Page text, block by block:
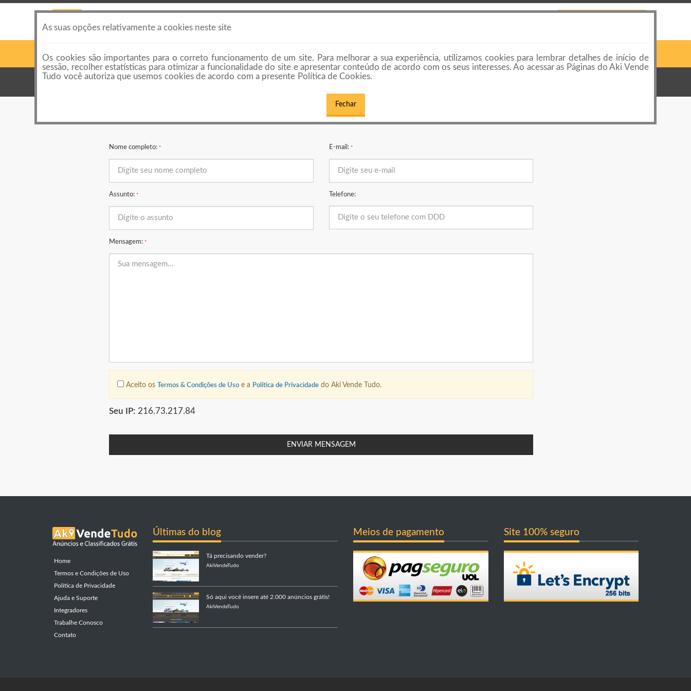
Login ou Cadastro
Categorias
CONTATO COMERCIAL
Nome completo: * E-mail: *
Assunto: * Telefone:
Mensagem: *
Aceito os Termos & Condições de Uso e a Política de Privacidade do Aki Vende Tudo.
Seu IP: 216.73.217.84
ENVIAR MENSAGEM
Home
Termos e Condições de Uso
Política de Privacidade
Ajuda e Suporte
Integradores
Trabalhe Conosco
Contato
Últimas do blog
Tá precisando vender?
AkiVendeTudo
Só aqui você insere até 2.000 anúncios grátis!
AkiVendeTudo
Meios de pagamento Site 100% seguro
As suas opções relativamente a cookies neste site
Os cookies são importantes para o correto funcionamento de um site. Para melhorar a sua experiência, utilizamos cookies para lembrar detalhes de início de
sessão, recolher estatísticas para otimizar a funcionalidade do site e apresentar conteúdo de acordo com os seus interesses. Ao acessar as Páginas do Aki Vende
Tudo você autoriza que usemos cookies de acordo com a presente Política de Cookies.
Fechar